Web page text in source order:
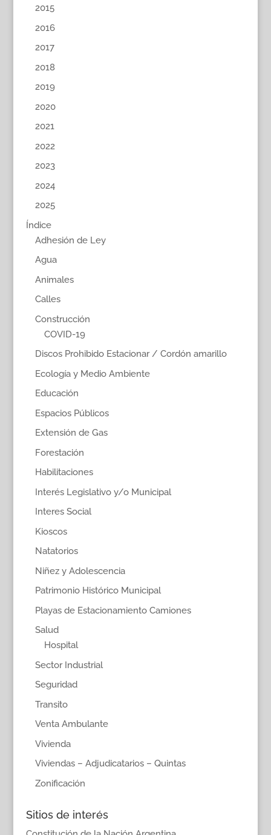
2015
2016
2017
2018
2019
2020
2021
2022
2023
2024
2025
Índice
Adhesión de Ley
Agua
Animales
Calles
Construcción
COVID-19
Discos Prohibido Estacionar / Cordón amarillo
Ecología y Medio Ambiente
Educación
Espacios Públicos
Extensión de Gas
Forestación
Habilitaciones
Interés Legislativo y/o Municipal
Interes Social
Kioscos
Natatorios
Niñez y Adolescencia
Patrimonio Histórico Municipal
Playas de Estacionamiento Camiones
Salud
Hospital
Sector Industrial
Seguridad
Transito
Venta Ambulante
Vivienda
Viviendas – Adjudicatarios – Quintas
Zonificación
Sitios de interés